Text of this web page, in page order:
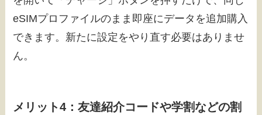
eSIMプロファイルのまま即座にデータを追加購入
できます。新たに設定をやり直す必要はありませ
ん。
メリット4：友達紹介コードや学割などの割